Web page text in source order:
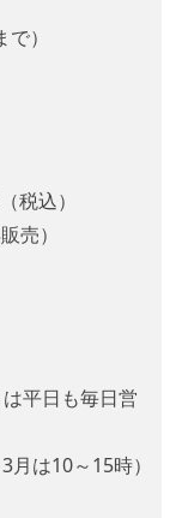
）
税込）
売）
平日も毎日営
は10～15時）